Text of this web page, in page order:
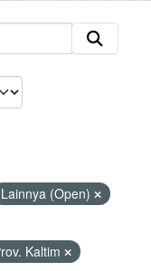
Lainnya (Open)
Kaltim